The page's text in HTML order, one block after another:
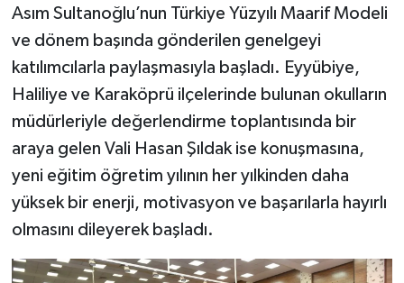
Asım Sultanoğlu’nun Türkiye Yüzyılı Maarif Modeli
ve dönem başında gönderilen genelgeyi
katılımcılarla paylaşmasıyla başladı. Eyyübiye,
Haliliye ve Karaköprü ilçelerinde bulunan okulların
müdürleriyle değerlendirme toplantısında bir
araya gelen Vali Hasan Şıldak ise konuşmasına,
yeni eğitim öğretim yılının her yılkinden daha
yüksek bir enerji, motivasyon ve başarılarla hayırlı
olmasını dileyerek başladı.